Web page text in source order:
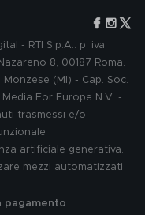
- RTI S.p.A.: p. iva
8, 00187 Roma.
(MI) - Cap. Soc.
For Europe N.V. -
trasmessi e/o
artificiale generativa.
mezzi automatizzati
pagamento